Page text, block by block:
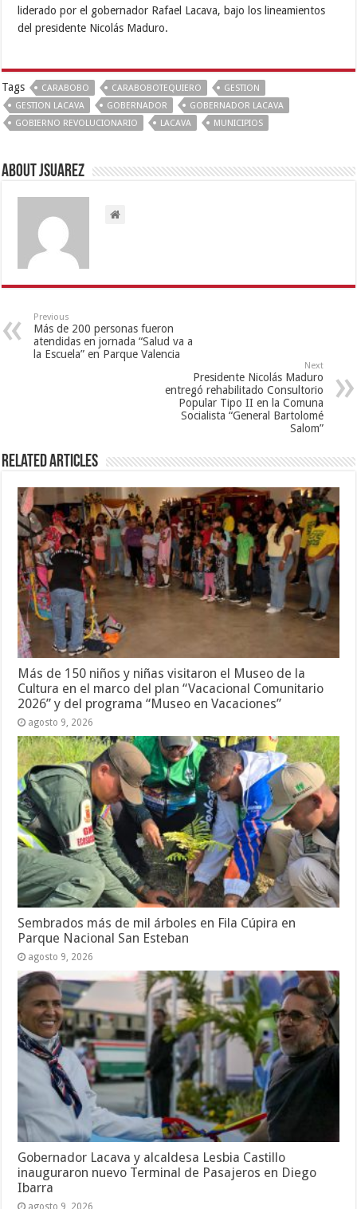
liderado por el gobernador Rafael Lacava, bajo los lineamientos
del presidente Nicolás Maduro.
Tags CARABOBO CARABOBOTEQUIERO
GESTION
GESTION LACAVA
GOBERNADOR
GOBERNADOR LACAVA
GOBIERNO REVOLUCIONARIO
LACAVA MUNICIPIOS
About Jsuarez
Previous
Más de 200 personas fueron
atendidas en jornada “Salud va a
la Escuela” en Parque Valencia
Next
Presidente Nicolás Maduro
entregó rehabilitado Consultorio
Popular Tipo II en la Comuna
Socialista “General Bartolomé
Salom”
Related Articles
Más de 150 niños y niñas visitaron el Museo de la
Cultura en el marco del plan “Vacacional Comunitario
2026” y del programa “Museo en Vacaciones”
agosto 9, 2026
Sembrados más de mil árboles en Fila Cúpira en
Parque Nacional San Esteban
agosto 9, 2026
Gobernador Lacava y alcaldesa Lesbia Castillo
inauguraron nuevo Terminal de Pasajeros en Diego
Ibarra
agosto 9, 2026